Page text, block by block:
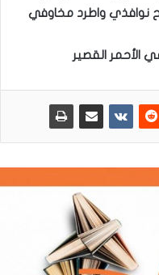
نوافذي واطرد مخاوفي
الأحمر القصير